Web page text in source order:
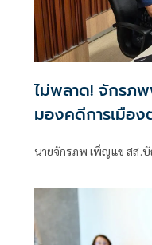
ไม่พลาด! จักรภ
มองคดีการเมือง
นายจักรภพ เพ็ญแข สส.